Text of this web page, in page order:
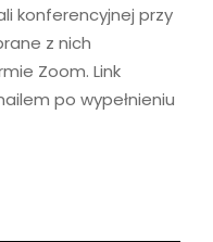
konferencyjnej przy
z nich
Zoom. Link
po wypełnieniu